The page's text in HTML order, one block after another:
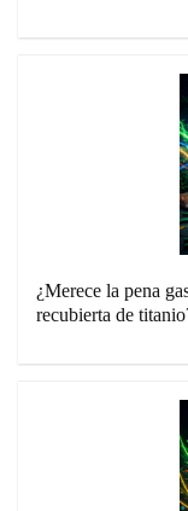
¿Merece la pena
recubierta de